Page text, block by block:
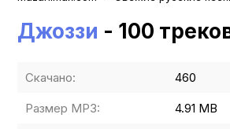
Джоззи - 100
Скачано: 460
Размер MP3: 4.91 MB